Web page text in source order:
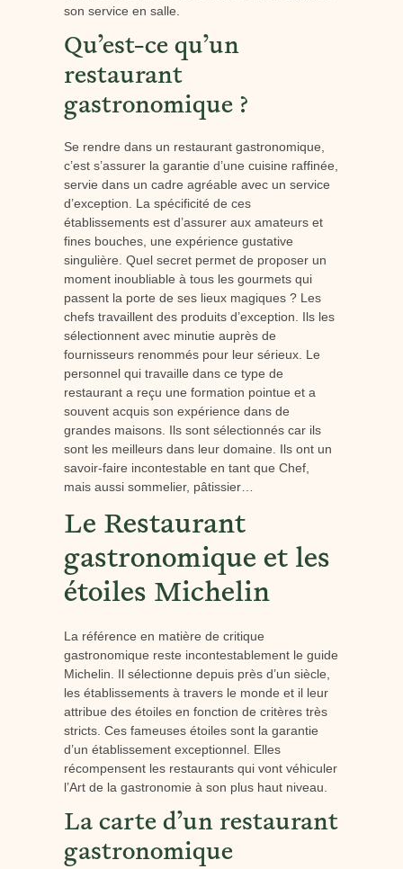
son service en salle.
Qu’est-ce qu’un
restaurant
gastronomique ?
Se rendre dans un restaurant gastronomique,
c’est s’assurer la garantie d’une cuisine raffinée,
servie dans un cadre agréable avec un service
d’exception. La spécificité de ces
établissements est d’assurer aux amateurs et
fines bouches, une expérience gustative
singulière. Quel secret permet de proposer un
moment inoubliable à tous les gourmets qui
passent la porte de ses lieux magiques ? Les
chefs travaillent des produits d’exception. Ils les
sélectionnent avec minutie auprès de
fournisseurs renommés pour leur sérieux. Le
personnel qui travaille dans ce type de
restaurant a reçu une formation pointue et a
souvent acquis son expérience dans de
grandes maisons. Ils sont sélectionnés car ils
sont les meilleurs dans leur domaine. Ils ont un
savoir-faire incontestable en tant que Chef,
mais aussi sommelier, pâtissier…
Le Restaurant
gastronomique et les
étoiles Michelin
La référence en matière de critique
gastronomique reste incontestablement le guide
Michelin. Il sélectionne depuis près d’un siècle,
les établissements à travers le monde et il leur
attribue des étoiles en fonction de critères très
stricts. Ces fameuses étoiles sont la garantie
d’un établissement exceptionnel. Elles
récompensent les restaurants qui vont véhiculer
l’Art de la gastronomie à son plus haut niveau.
La carte d’un restaurant
gastronomique